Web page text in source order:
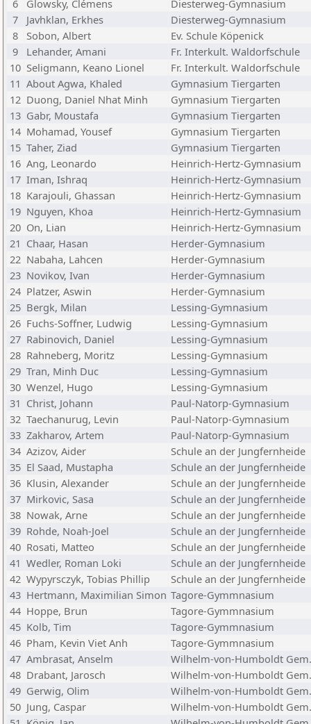
6
Glowsky, Clémens
Diesterweg-Gymnasium
7
Javhklan, Erkhes
Diesterweg-Gymnasium
8
Sobon, Albert
Ev. Schule Köpenick
9
Lehander, Amani
Fr. Interkult. Waldorfschule
10 Seligmann, Keano Lionel
Fr. Interkult. Waldorfschule
11 About Agwa, Khaled
Gymnasium Tiergarten
12 Duong, Daniel Nhat Minh
Gymnasium Tiergarten
13 Gabr, Moustafa
Gymnasium Tiergarten
14 Mohamad, Yousef
Gymnasium Tiergarten
15 Taher, Ziad
Gymnasium Tiergarten
16 Ang, Leonardo
Heinrich-Hertz-Gymnasium
17 Iman, Ishraq
Heinrich-Hertz-Gymnasium
18 Karajouli, Ghassan
Heinrich-Hertz-Gymnasium
19 Nguyen, Khoa
Heinrich-Hertz-Gymnasium
20 On, Lian
Heinrich-Hertz-Gymnasium
21 Chaar, Hasan
Herder-Gymnasium
22 Nabaha, Lahcen
Herder-Gymnasium
23 Novikov, Ivan
Herder-Gymnasium
24 Platzer, Aswin
Herder-Gymnasium
25 Bergk, Milan
Lessing-Gymnasium
26 Fuchs-Soffner, Ludwig
Lessing-Gymnasium
27 Rabinovich, Daniel
Lessing-Gymnasium
28 Rahneberg, Moritz
Lessing-Gymnasium
29 Tran, Minh Duc
Lessing-Gymnasium
30 Wenzel, Hugo
Lessing-Gymnasium
31 Christ, Johann
Paul-Natorp-Gymnasium
32 Taechanurug, Levin
Paul-Natorp-Gymnasium
33 Zakharov, Artem
Paul-Natorp-Gymnasium
34 Azizov, Aider
Schule an der Jungfernheide
35 El Saad, Mustapha
Schule an der Jungfernheide
36 Klusin, Alexander
Schule an der Jungfernheide
37 Mirkovic, Sasa
Schule an der Jungfernheide
38 Nowak, Arne
Schule an der Jungfernheide
39 Rohde, Noah-Joel
Schule an der Jungfernheide
40 Rosati, Matteo
Schule an der Jungfernheide
41 Wedler, Roman Loki
Schule an der Jungfernheide
42 Wypyrsczyk, Tobias Phillip
Schule an der Jungfernheide
43 Hertmann, Maximilian Simon Tagore-Gymmnasium
44 Hoppe, Brun
Tagore-Gymmnasium
45 Kolb, Tim
Tagore-Gymmnasium
46 Pham, Kevin Viet Anh
Tagore-Gymmnasium
47 Ambrasat, Anselm
Wilhelm-von-Humboldt
48 Drabant, Jarosch
Wilhelm-von-Humboldt
49 Gerwig, Olim
Wilhelm-von-Humboldt
50 Jung, Caspar
Wilhelm-von-Humboldt